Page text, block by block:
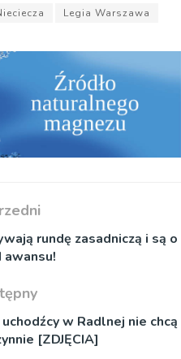
Legia Warszawa
rundę zasadniczą i są o
awansu!
w Radlnej nie chcą
[ZDJĘCIA]